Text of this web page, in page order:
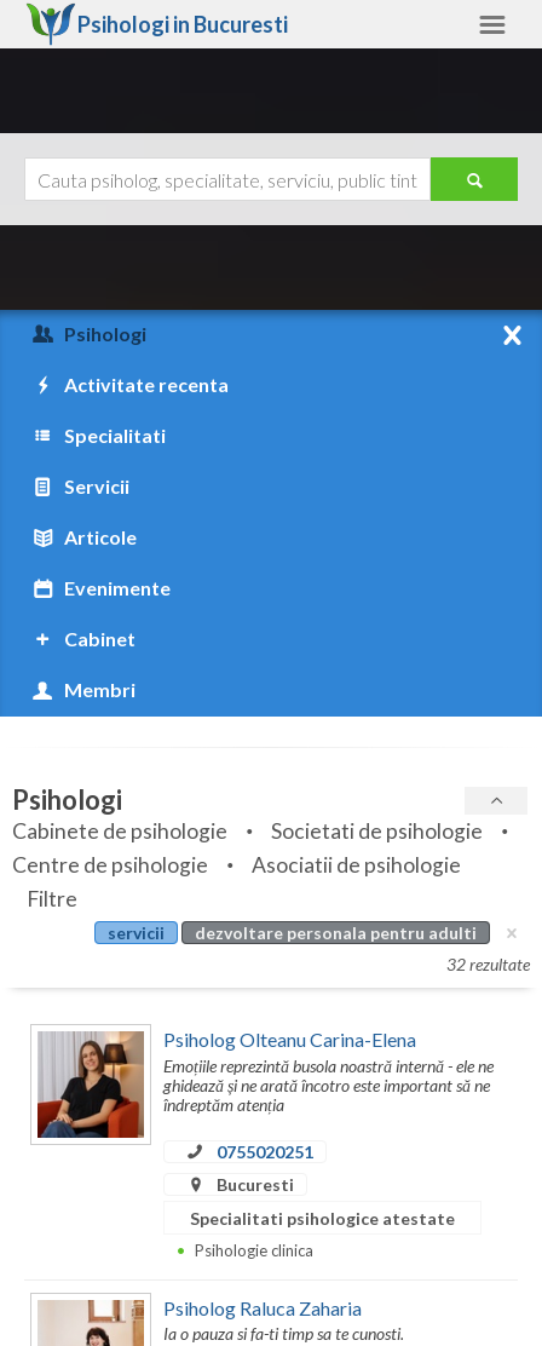
Psihologi in Bucuresti
Arad
Braila
Brasov
Bucuresti
Calarasi
Caras-Severin
Cluj
Constanta
Covasna
Dambovita
Galati
Hunedoara
Ajutor
Psihologi
Activitate recenta
Specialitati
Servicii
Articole
Evenimente
Cabinet
Membri
Psihologi
Cabinete de psihologie
Societati de psihologie
Centre de psihologie
Asociatii de psihologie
Filtre
servicii
dezvoltare personala pentru adulti
32 rezultate
Psiholog Olteanu Carina-Elena
Emoțiile reprezintă busola noastră internă - ele ne
ghidează și ne arată încotro este important să ne
îndreptăm atenția
0755020251
Bucuresti
Specialitati psihologice atestate
Psihologie clinica
Psiholog Raluca Zaharia
Ia o pauza si fa-ti timp sa te cunosti.